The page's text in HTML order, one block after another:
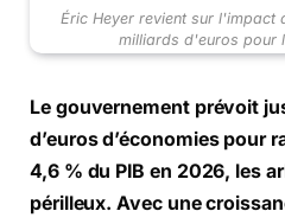
Éric Heyer revient sur l'impact
milliards d'euros pour
Le gouvernement prévoit
d’euros d’économies pour
4,6 % du PIB en 2026, les
périlleux. Avec une